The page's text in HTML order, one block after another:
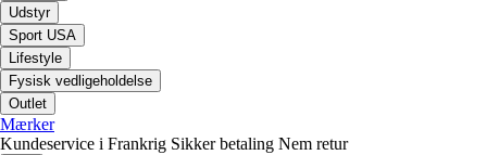
Udstyr
Sport USA
Lifestyle
Fysisk vedligeholdelse
Outlet
Mærker
Kundeservice i Frankrig Sikker betaling Nem retur